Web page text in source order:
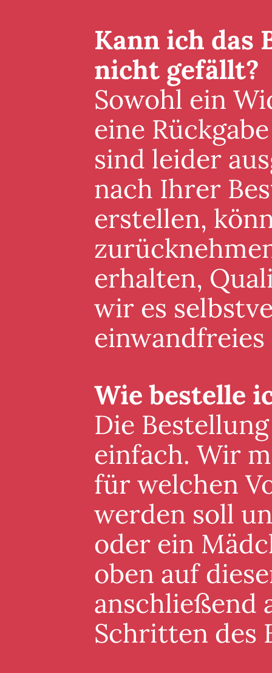
Kann ich das
nicht gefällt?
Sowohl ein
eine
sind leider
nach Ihrer
erstellen,
erhalten,
wir es
Wie bestelle
Die
einfach. Wir
für welchen
werden soll
oder ein
oben auf
anschließend
Schritten des